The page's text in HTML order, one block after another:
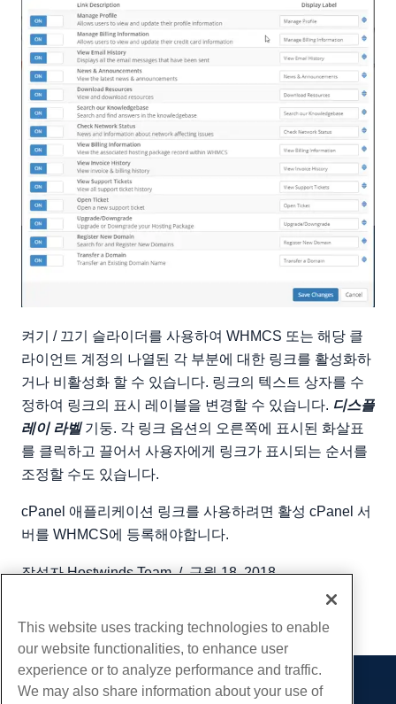
켜기 / 끄기 슬라이더를 사용하여 WHMCS 또는 해당 클
라이언트 계정의 나열된 각 부분에 대한 링크를 활성화하
거나 비활성화 할 수 있습니다. 링크의 텍스트 상자를 수
정하여 링크의 표시 레이블을 변경할 수 있습니다. 디스플
레이 라벨기둥. 각 링크 옵션의 오른쪽에 표시된 화살표
를 클릭하고 끌어서 사용자에게 링크가 표시되는 순서를
조정할 수도 있습니다.
cPanel 애플리케이션 링크를 사용하려면 활성 cPanel 서
버를 WHMCS에 등록해야합니다.
작성자 Hostwinds Team/구월 18, 2018
This website uses tracking technologies to enable
our website functionalities, to enhance user
experience or to analyze performance and traffic.
We may also share information about your use of